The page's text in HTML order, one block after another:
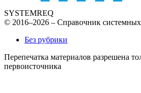
SYSTEMREQ
© 2016–2026 – Справочник
Без рубрики
Перепечатка материалов разрешена
первоисточника